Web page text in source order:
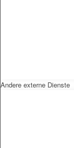
Andere externe Dienste